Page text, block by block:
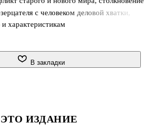
с человеком деловой хватки,
новую власть. Герой, не сумевший
и метафорами, которые поражают
характеристикам
В закладки
ИЗДАНИЕ